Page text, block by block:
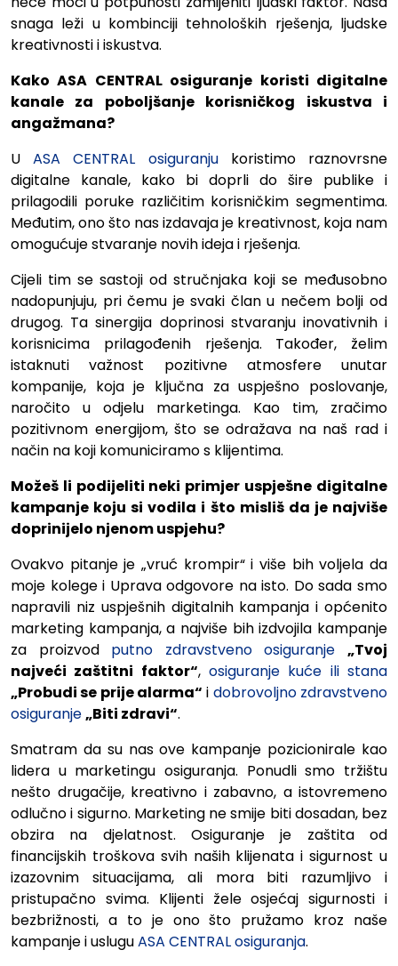
snaga leži u kombinciji tehnoloških rješenja, ljudske
kreativnosti i iskustva.
Kako ASA CENTRAL osiguranje koristi digitalne
kanale za poboljšanje korisničkog iskustva i
angažmana?
UASA CENTRAL osiguranjukoristimo raznovrsne
digitalne kanale, kako bi doprli do šire publike i
prilagodili poruke različitim korisničkim segmentima.
Međutim, ono što nas izdavaja je kreativnost, koja nam
omogućuje stvaranje novih ideja i rješenja.
Cijeli tim se sastoji od stručnjaka koji se međusobno
nadopunjuju, pri čemu je svaki član u nečem bolji od
drugog. Ta sinergija doprinosi stvaranju inovativnih i
korisnicima prilagođenih rješenja. Također, želim
istaknuti važnost pozitivne atmosfere unutar
kompanije, koja je ključna za uspješno poslovanje,
naročito u odjelu marketinga. Kao tim, zračimo
pozitivnom energijom, što se odražava na naš rad i
način na koji komuniciramo s klijentima.
Možeš li podijeliti neki primjer uspješne digitalne
kampanje koju si vodila i što misliš da je najviše
doprinijelo njenom uspjehu?
Ovakvo pitanje je „vruć krompir“ i više bih voljela da
moje kolege i Uprava odgovore na isto. Do sada smo
napravili niz uspješnih digitalnih kampanja i općenito
marketing kampanja, a najviše bih izdvojila kampanje
za proizvod putno zdravstveno osiguranje
„Tvoj
najveći zaštitni faktor“,osiguranje kuće ili stana
„Probudise prijealarma“ i dobrovoljno zdravstveno
osiguranje „Biti zdravi“.
Smatram da su nas ove kampanje pozicionirale kao
lidera u marketingu osiguranja. Ponudli smo tržištu
nešto drugačije, kreativno i zabavno, a istovremeno
odlučno i sigurno. Marketing ne smije biti dosadan, bez
obzira na djelatnost. Osiguranje je zaštita od
financijskih troškova svih naših klijenata i sigurnost u
izazovnim situacijama, ali mora biti razumljivo i
pristupačno svima. Klijenti žele osjećaj sigurnosti i
bezbrižnosti, a to je ono što pružamo kroz naše
kampanje i usluguASA CENTRAL osiguranja.